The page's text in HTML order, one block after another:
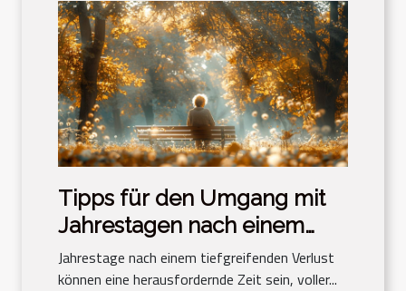
Tipps für den Umgang mit
Jahrestagen nach einem
Verlust
Jahrestage nach einem tiefgreifenden Verlust
können eine herausfordernde Zeit sein, voller...